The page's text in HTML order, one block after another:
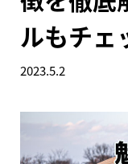
ルもチェ
2023.5.2